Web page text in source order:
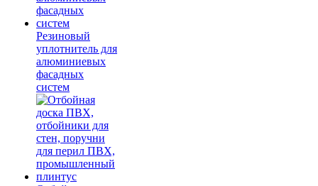
Резиновый
уплотнитель для
алюминиевых
фасадных
систем